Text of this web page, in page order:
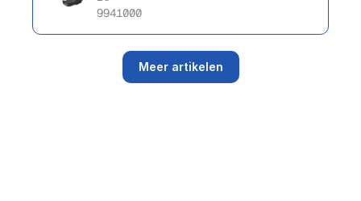
9941000
Meer artikelen